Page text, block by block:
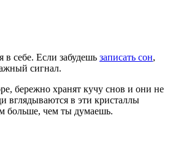
в себе. Если забудешь записать сон,
сигнал.
бережно хранят кучу снов и они не
вглядываются в эти кристаллы
больше, чем ты думаешь.